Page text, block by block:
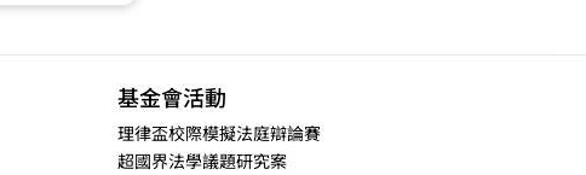
基金會活動
理律盃校際模擬法庭辯論賽
超國界法學議題研究案